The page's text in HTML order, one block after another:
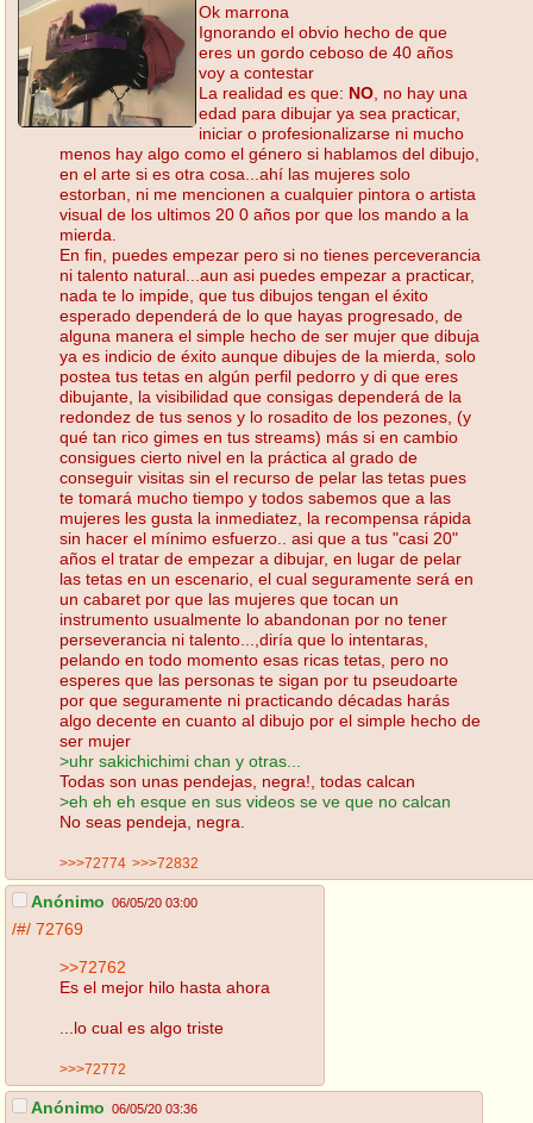
Ok marrona
Ignorando el obvio hecho de que
eres un gordo ceboso de 40 años
voy a contestar
La realidad es que: NO , no hay una
edad para dibujar ya sea practicar,
iniciar o profesionalizarse ni mucho
menos hay algo como el género si hablamos del dibujo,
en el arte si es otra cosa...ahí las mujeres solo
estorban, ni me mencionen a cualquier pintora o artista
visual de los ultimos 20 0 años por que los mando a la
mierda.
En fin, puedes empezar pero si no tienes perceverancia
ni talento natural...aun asi puedes empezar a practicar,
nada te lo impide, que tus dibujos tengan el éxito
esperado dependerá de lo que hayas progresado, de
alguna manera el simple hecho de ser mujer que dibuja
ya es indicio de éxito aunque dibujes de la mierda, solo
postea tus tetas en algún perfil pedorro y di que eres
dibujante, la visibilidad que consigas dependerá de la
redondez de tus senos y lo rosadito de los pezones, (y
qué tan rico gimes en tus streams) más si en cambio
consigues cierto nivel en la práctica al grado de
conseguir visitas sin el recurso de pelar las tetas pues
te tomará mucho tiempo y todos sabemos que a las
mujeres les gusta la inmediatez, la recompensa rápida
sin hacer el mínimo esfuerzo.. asi que a tus "casi 20"
años el tratar de empezar a dibujar, en lugar de pelar
las tetas en un escenario, el cual seguramente será en
un cabaret por que las mujeres que tocan un
instrumento usualmente lo abandonan por no tener
perseverancia ni talento...,diría que lo intentaras,
pelando en todo momento esas ricas tetas, pero no
esperes que las personas te sigan por tu pseudoarte
por que seguramente ni practicando décadas harás
algo decente en cuanto al dibujo por el simple hecho de
ser mujer
>uhr sakichichimi chan y otras...
Todas son unas pendejas, negra!, todas calcan
>eh eh eh esque en sus videos se ve que no calcan
No seas pendeja, negra.
>>>72774 >>>72832
Anónimo 06/05/20 03:00
/#/ 72769
>>72762
Es el mejor hilo hasta ahora
...lo cual es algo triste
>>>72772
Anónimo 06/05/20 03:36